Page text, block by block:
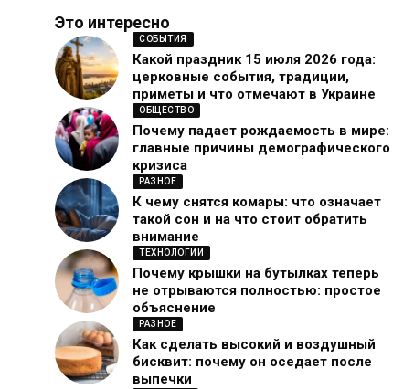
Это интересно
СОБЫТИЯ
Какой праздник 15 июля 2026 года:
церковные события, традиции,
приметы и что отмечают в Украине
ОБЩЕСТВО
Почему падает рождаемость в мире:
главные причины демографического
кризиса
РАЗНОЕ
К чему снятся комары: что означает
такой сон и на что стоит обратить
внимание
ТЕХНОЛОГИИ
Почему крышки на бутылках теперь
не отрываются полностью: простое
объяснение
РАЗНОЕ
Как сделать высокий и воздушный
бисквит: почему он оседает после
выпечки